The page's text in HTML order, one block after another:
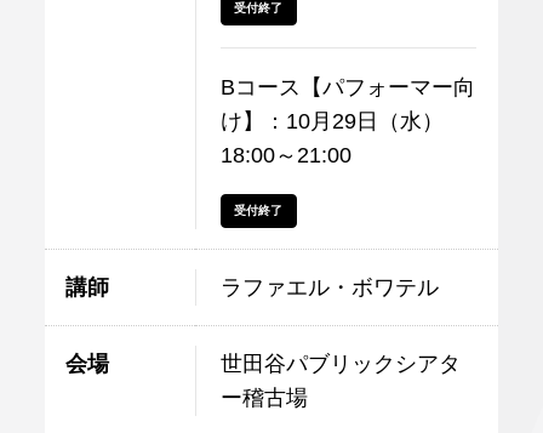
受付終了
Bコース【パフォーマー向
け】：10月29日（水）
18:00～21:00
受付終了
講師 ラファエル・ボワテル
会場
世田谷パブリックシアタ
ー稽古場